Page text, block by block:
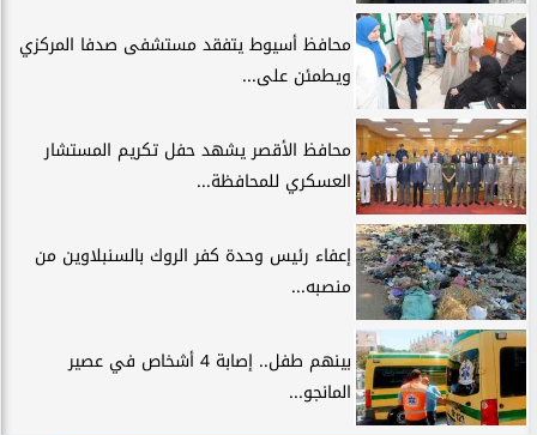
محافظ أسيوط يتفقد مستشفى صدفا المركزي
ويطمئن على...
محافظ الأقصر يشهد حفل تكريم المستشار
العسكري للمحافظة...
إعفاء رئيس وحدة كفر الروك بالسنبلاوين من
منصبه...
بينهم طفل.. إصابة 4 أشخاص في عصير
المانجو...